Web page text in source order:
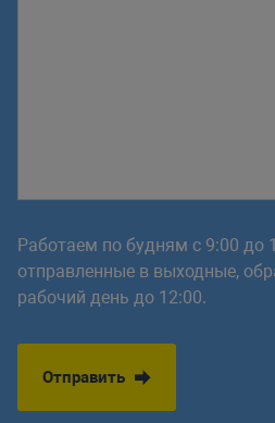
Работаем по будням с 9:00 до
отправленные в выходные,
рабочий день до 12:00.
Отправить